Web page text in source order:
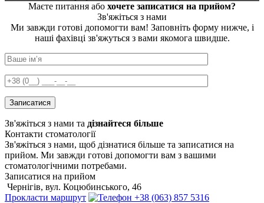
Маєте питання або хочете записатися на прийом?
Зв'яжіться з нами
Ми завжди готові допомогти вам! Заповніть форму нижче, і
наші фахівці зв'яжуться з вами якомога швидше.
Зв'яжіться з нами та дізнайтеся більше
Контакти стоматології
Зв'яжіться з нами, щоб дізнатися більше та записатися на
прийом. Ми завжди готові допомогти вам з вашими
стоматологічними потребами.
Записатися на прийом
Чернігів, вул. Коцюбинського, 46
Прокласти маршрут
+38 (063) 857 5316